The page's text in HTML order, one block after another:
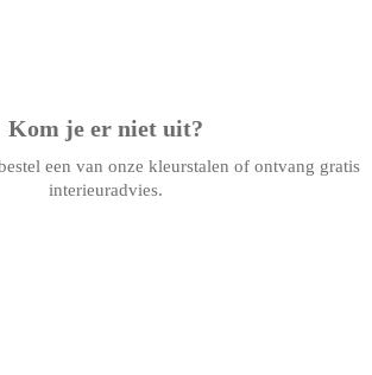
Kom je er niet uit?
een van onze kleurstalen of ontvang gratis
interieuradvies.